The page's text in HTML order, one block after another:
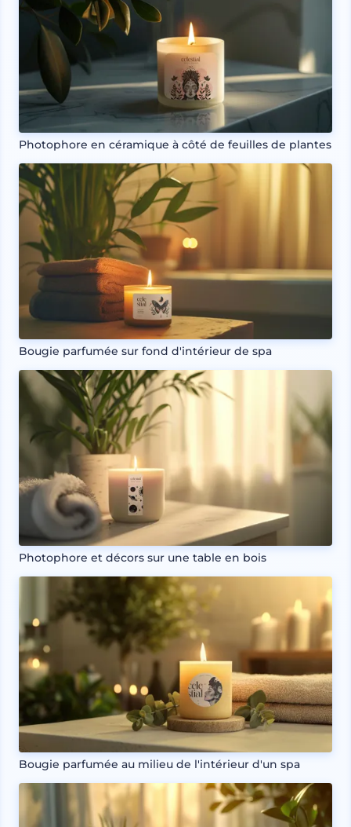
Photophore en céramique à côté de feuilles de plantes
Bougie parfumée sur fond d'intérieur de spa
Photophore et décors sur une table en bois
Bougie parfumée au milieu de l'intérieur d'un spa